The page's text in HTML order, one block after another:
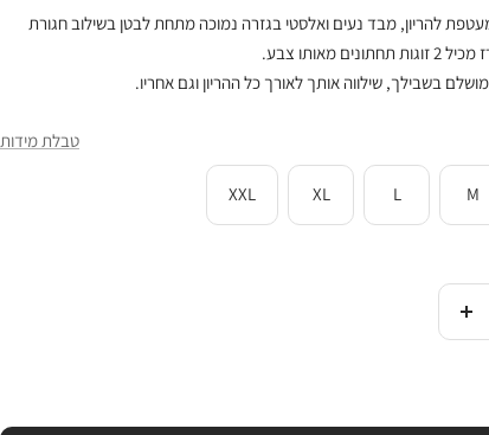
להריון, מבד נעים ואלסטי בגזרה נמוכה מתחת לבטן בשילוב חגורת
מאותו צבע.
בשבילך, שילווה אותך לאורך כל ההריון וגם אחריו.
טבלת מידות
M
L
XL
XXL
העלי